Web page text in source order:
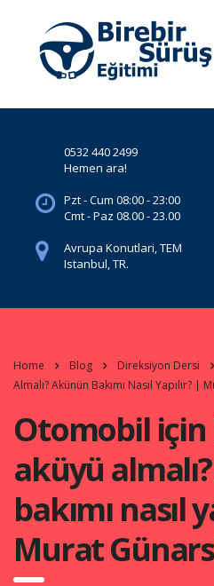
0532 440 2499
Hemen ara!
Pzt - Cum 08:00 - 23:00
Cmt - Paz 08.00 - 23.00
Avrupa Konutlari, TEM
Istanbul, TR.
Home Blog Direksiyon Dersi
Almalı? Akünün Bakımı Nasıl Yapılır? |
Otomobil
aküyü
bakımı nasıl
Murat